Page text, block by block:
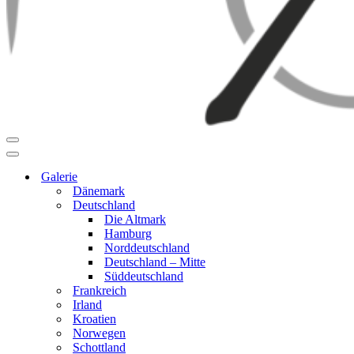
Navigationsmenü
Navigationsmenü
Galerie
Dänemark
Deutschland
Die Altmark
Hamburg
Norddeutschland
Deutschland – Mitte
Süddeutschland
Frankreich
Irland
Kroatien
Norwegen
Schottland